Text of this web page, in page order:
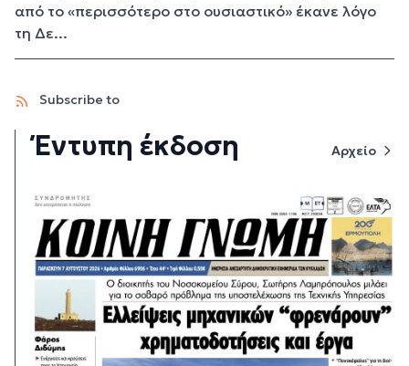
από το «περισσότερο στο ουσιαστικό» έκανε λόγο
τη Δε...
Subscribe to
Έντυπη έκδοση Αρχείο